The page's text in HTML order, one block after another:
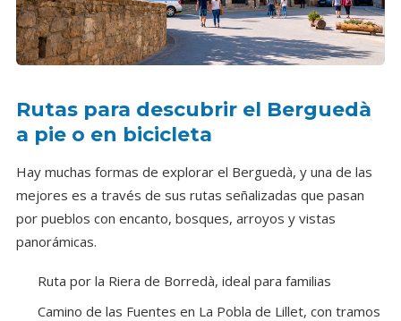
Rutas para descubrir el Berguedà
a pie o en bicicleta
Hay muchas formas de explorar el Berguedà, y una de las
mejores es a través de sus rutas señalizadas que pasan
por pueblos con encanto, bosques, arroyos y vistas
panorámicas.
Ruta por la Riera de Borredà, ideal para familias
Camino de las Fuentes en La Pobla de Lillet, con tramos